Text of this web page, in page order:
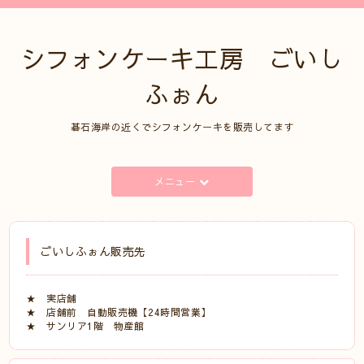
シフォンケーキ工房 ごいし
ふぉん
碁石海岸の近くでシフォンケーキを販売してます
メニュー
ごいしふぉん販売先
★ 実店舗
★ 店舗前 自動販売機【24時間営業】
★ サンリア1階 物産館